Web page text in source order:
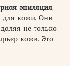
эпиляция,
для кожи. Они
не только
кожи. Это